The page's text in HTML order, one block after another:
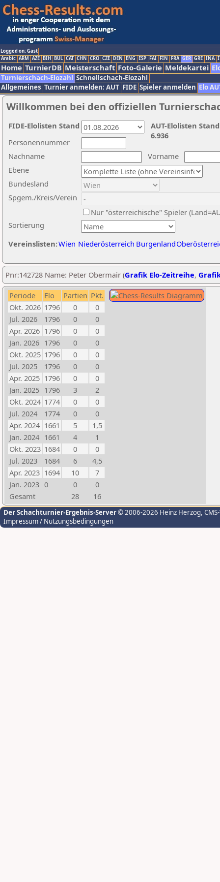
Logged on: Gast
Arabic ARM AZE BIH BUL CAT CHN CRO CZE DEN ENG ESP FAI FIN FRA GER GRE INA
Home TurnierDB Meisterschaft Foto-Galerie Meldekartei
Turnierschach-Elozahl Schnellschach-Elozahl
Allgemeines Turnier anmelden: AUT FIDE Spieler anmelden Elo
Willkommen bei den offiziellen
Nachname
Vorname
Ebene
Sortierung
Personennummer
Bundesland
Spgem./Kreis/Verein
Nur "österreichische" Spieler
Vereinslisten:Wien Niederösterreich Burgenland
AUT-Elolisten
6.936
FIDE-Elolisten Stand
Pnr:142728 Name: Peter Obermair (Grafik Elo-Zeitreihe,
Periode Elo Partien Pkt.
Okt. 2026 1796 0
0
Jul. 2026
1796 0
0
Apr. 2026 1796 0
0
Jan. 2026 1796 0
0
Okt. 2025 1796 0
0
Jul. 2025
1796 0
0
Apr. 2025 1796 0
0
Jan. 2025 1796 3
2
Okt. 2024 1774 0
0
Jul. 2024
1774 0
0
Apr. 2024 1661 5
1,5
Jan. 2024 1661 4
1
Okt. 2023 1684 0
0
Jul. 2023
1684 6
4,5
Apr. 2023 1694 10
7
Jan. 2023 0 0
0
Gesamt
28 16
Der Schachturnier-Ergebnis-Server© 2006-2026 Heinz Herzog,
Impressum / Nutzungsbedingungen